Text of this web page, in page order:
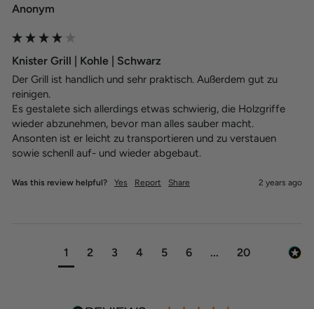
Anonym
Knister Grill | Kohle | Schwarz
Der Grill ist handlich und sehr praktisch. Außerdem gut zu
reinigen.
Es gestalete sich allerdings etwas schwierig, die Holzgriffe
wieder abzunehmen, bevor man alles sauber macht.
Ansonten ist er leicht zu transportieren und zu verstauen
sowie schenll auf- und wieder abgebaut.
Was this review helpful? Yes Report Share 2 years ago
1 2 3 4 5 6 ... 20
4,45 rating bewertungen
4,45 rating bewertungen